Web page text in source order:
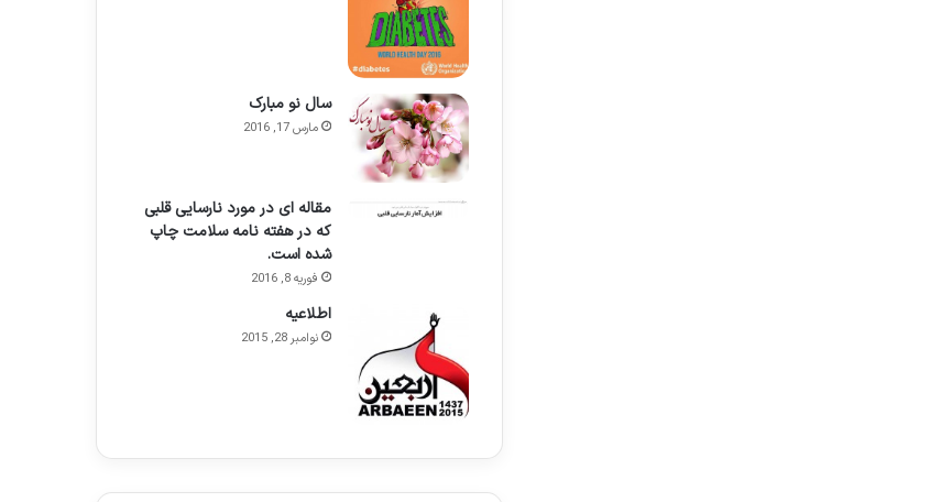
سال نو مبارک
مارس 17, 2016
مقاله ای در مورد نارسایی قلبی
که در هفته نامه سلامت چاپ
شده است.
فوریه 8, 2016
اطلاعيه
نوامبر 28, 2015